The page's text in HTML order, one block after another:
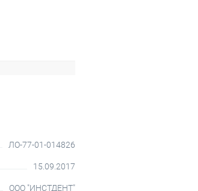
ЛО-77-01-014826
15.09.2017
ООО "ИНСТДЕНТ"